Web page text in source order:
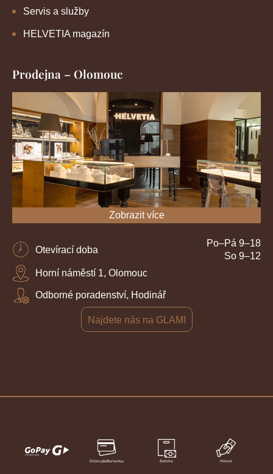
Servis a služby
HELVETIA magazín
Prodejna – Olomouc
Zobrazit více
Otevírací doba
Po–Pá 9–18
So 9–12
Horní náměstí 1, Olomouc
Odborné poradenství, Hodinář
Najdete nás na GLAMI